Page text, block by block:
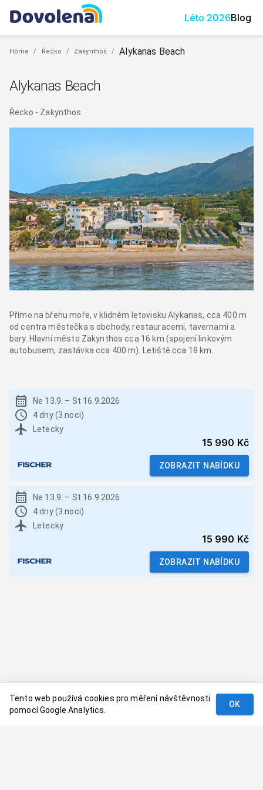
Léto 2026Blog
Home / Řecko / Zakynthos / Alykanas Beach
Alykanas Beach
Řecko - Zakynthos
Přímo na břehu moře, v klidném letovisku Alykanas, cca 400 m
od centra městečka s obchody, restauracemi, tavernami a
bary. Hlavní město Zakynthos cca 16 km (spojení linkovým
autobusem, zastávka cca 400 m). Letiště cca 18 km.
Ne 13.9. – St 16.9.2026
4 dny (3 noci)
Letecky
15 990 Kč
ZOBRAZIT NABÍDKU
Ne 13.9. – St 16.9.2026
4 dny (3 noci)
Letecky
15 990 Kč
ZOBRAZIT NABÍDKU
Tento web používá cookies pro měření návštěvnosti
pomocí Google Analytics.
OK